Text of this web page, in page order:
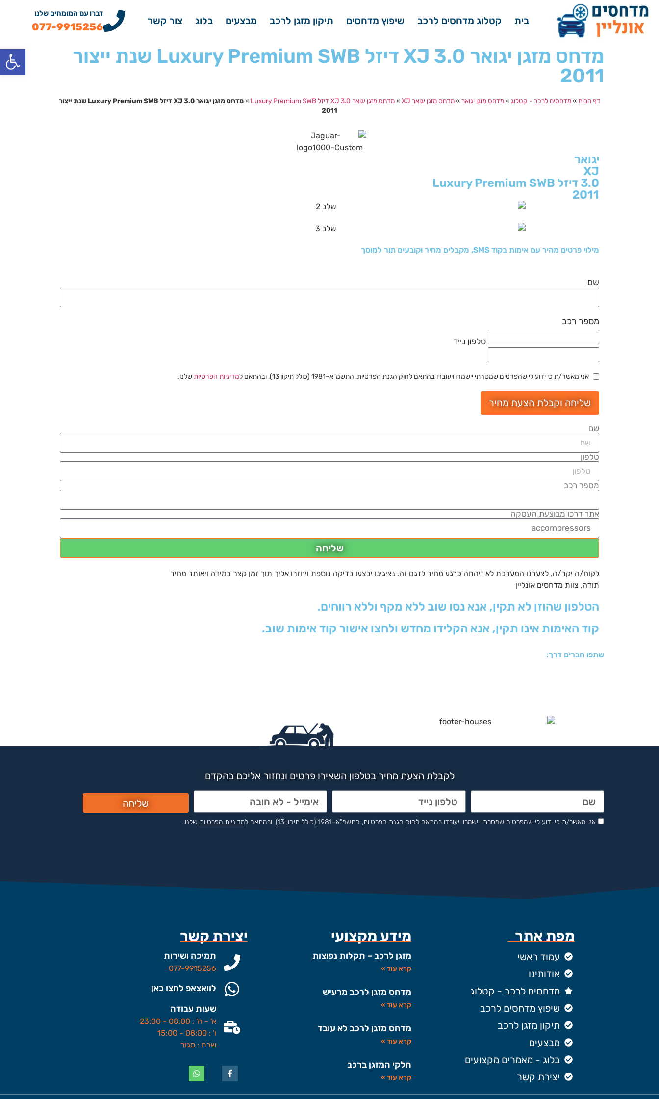
בית קטלוג מדחסים לרכב שיפוץ מדחסים תיקון מזגן לרכב מבצעים בלוג צור קשר
דברו עם המומחים שלנו
077-9915256
מדחס מזגן יגואר XJ 3.0 דיזל Luxury Premium SWB שנת ייצור
2011
דף הבית »מדחסים לרכב - קטלוג »מדחס מזגן יגואר»מדחס מזגן יגואר XJ »מדחס מזגן יגואר XJ 3.0 דיזל Luxury Premium SWB »
מדחס מזגן יגואר XJ 3.0 דיזל Luxury Premium SWB שנת ייצור
2011
יגואר
XJ
3.0 דיזל Luxury Premium SWB
2011
מילוי פרטים מהיר עם אימות בקוד SMS, מקבלים מחיר וקובעים תור למוסך
שם
מספר רכב
טלפון נייד
אני מאשר/ת כי ידוע לי שהפרטים שמסרתי יישמרו ויעובדו בהתאם לחוק הגנת הפרטיות, התשמ"א–1981 (כולל תיקון 13), ובהתאם ל מדיניות הפרטיות שלנו.
שליחה וקבלת הצעת מחיר
שם
טלפון
מספר רכב
אתר דרכו מבוצעת העסקה
שליחה
לקוח/ה יקר/ה, לצערנו המערכת לא זיהתה כרגע מחיר לדגם זה, נציגינו יבצעו בדיקה נוספת ויחזרו אליך תוך זמן קצר במידה ויאותר מחיר
תודה, צוות מדחסים אונליין
הטלפון שהוזן לא תקין, אנא נסו שוב ללא מקף וללא רווחים.
קוד האימות אינו תקין, אנא הקלידו מחדש ולחצו אישור קוד אימות שוב.
שתפו חברים דרך:
לקבלת הצעת מחיר בטלפון השאירו פרטים ונחזור אליכם בהקדם
אני מאשר/ת כי ידוע לי שהפרטים שמסרתי יישמרו ויעובדו בהתאם לחוק הגנת הפרטיות, התשמ"א–1981 (כולל תיקון 13), ובהתאם ל מדיניות הפרטיות שלנו.
שליחה
מפת אתר
עמוד ראשי
אודותינו
מדחסים לרכב - קטלוג
שיפוץ מדחסים לרכב
תיקון מזגן לרכב
מבצעים
בלוג - מאמרים מקצועים
יצירת קשר
מידע מקצועי
מזגן לרכב – תקלות נפוצות
קרא עוד »
מדחס מזגן לרכב מרעיש
קרא עוד »
מדחס מזגן לרכב לא עובד
קרא עוד »
חלקי המזגן ברכב
קרא עוד »
יצירת קשר
תמיכה ושירות
077-9915256
לוואצאפ לחצו כאן
שעות עבודה
א' - ה' : 08:00 - 23:00
ו' : 08:00 - 15:00
שבת : סגור